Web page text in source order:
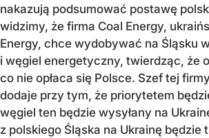
nakazują podsumować postawę
widzimy, że firma Coal Energy,
Energy, chce wydobywać na Śląsku
i węgiel energetyczny, twierdząc, że
co nie opłaca się Polsce. Szef tej
dodaje przy tym, że priorytetem
węgiel ten będzie wysyłany na
z polskiego Śląska na Ukrainę będzie